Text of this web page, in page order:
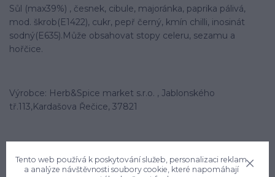
Sůl (max39%) , česnek, cibule, majoránka, paprika pálivá,
mod. škrob(E1422), cukr, pepř černý, kmín chilli, inosinát
sodný(E635).Může obsahovat stopy celeru, sezamu a
hořčice.
Výrobce: Herb&Spice market s.r.o. , Jablonského
tř.113,Kardašova Řečice, 37821
Tento web používá k poskytování služeb, personalizaci reklam
a analýze návštěvnosti soubory cookie, které napomáhají